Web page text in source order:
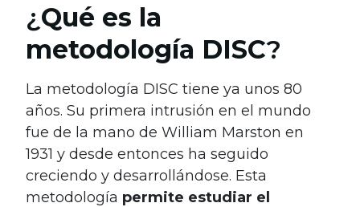
¿ Qué es la
metodología DISC?
La metodología DISC tiene ya unos 80
años. Su primera intrusión en el mundo
fue de la mano de William Marston en
1931 y desde entonces ha seguido
creciendo y desarrollándose. Esta
metodología permite estudiar el